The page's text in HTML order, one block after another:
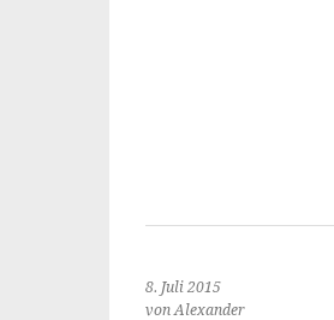
8. Juli 2015
von Alexander